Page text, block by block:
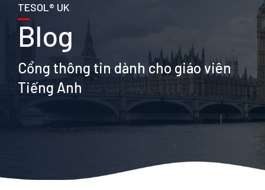
TESOL® UK
Blog
Cổng thông tin dành cho giáo viên
Tiếng Anh